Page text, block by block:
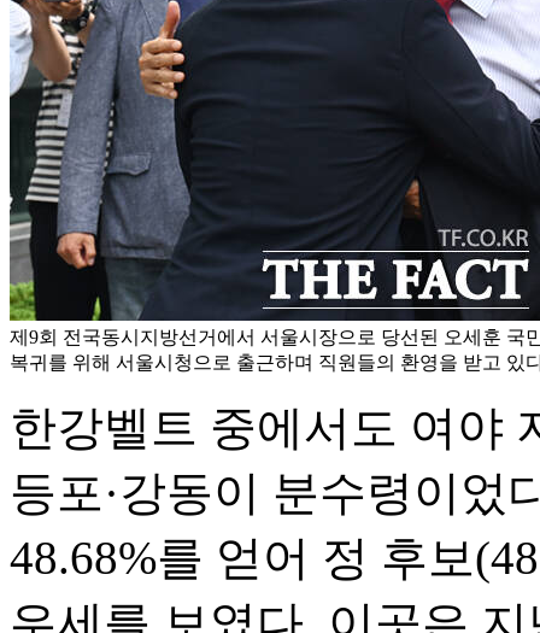
제9회 전국동시지방선거에서 서울시장으로 당선된 오세훈 국
복귀를 위해 서울시청으로 출근하며 직원들의 환영을 받고 있
한강벨트 중에서도 여야
등포·강동이 분수령이었
48.68%를 얻어 정 후보